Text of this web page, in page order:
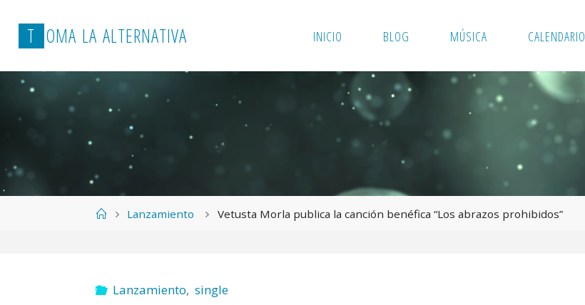
T OMA LA ALTERNATIVA INICIO BLOG MÚSICA CALENDARIO
PáginaLanzamiento Vetusta Morla publica la canción benéfica “Los abrazos prohibidos”
Lanzamiento, single